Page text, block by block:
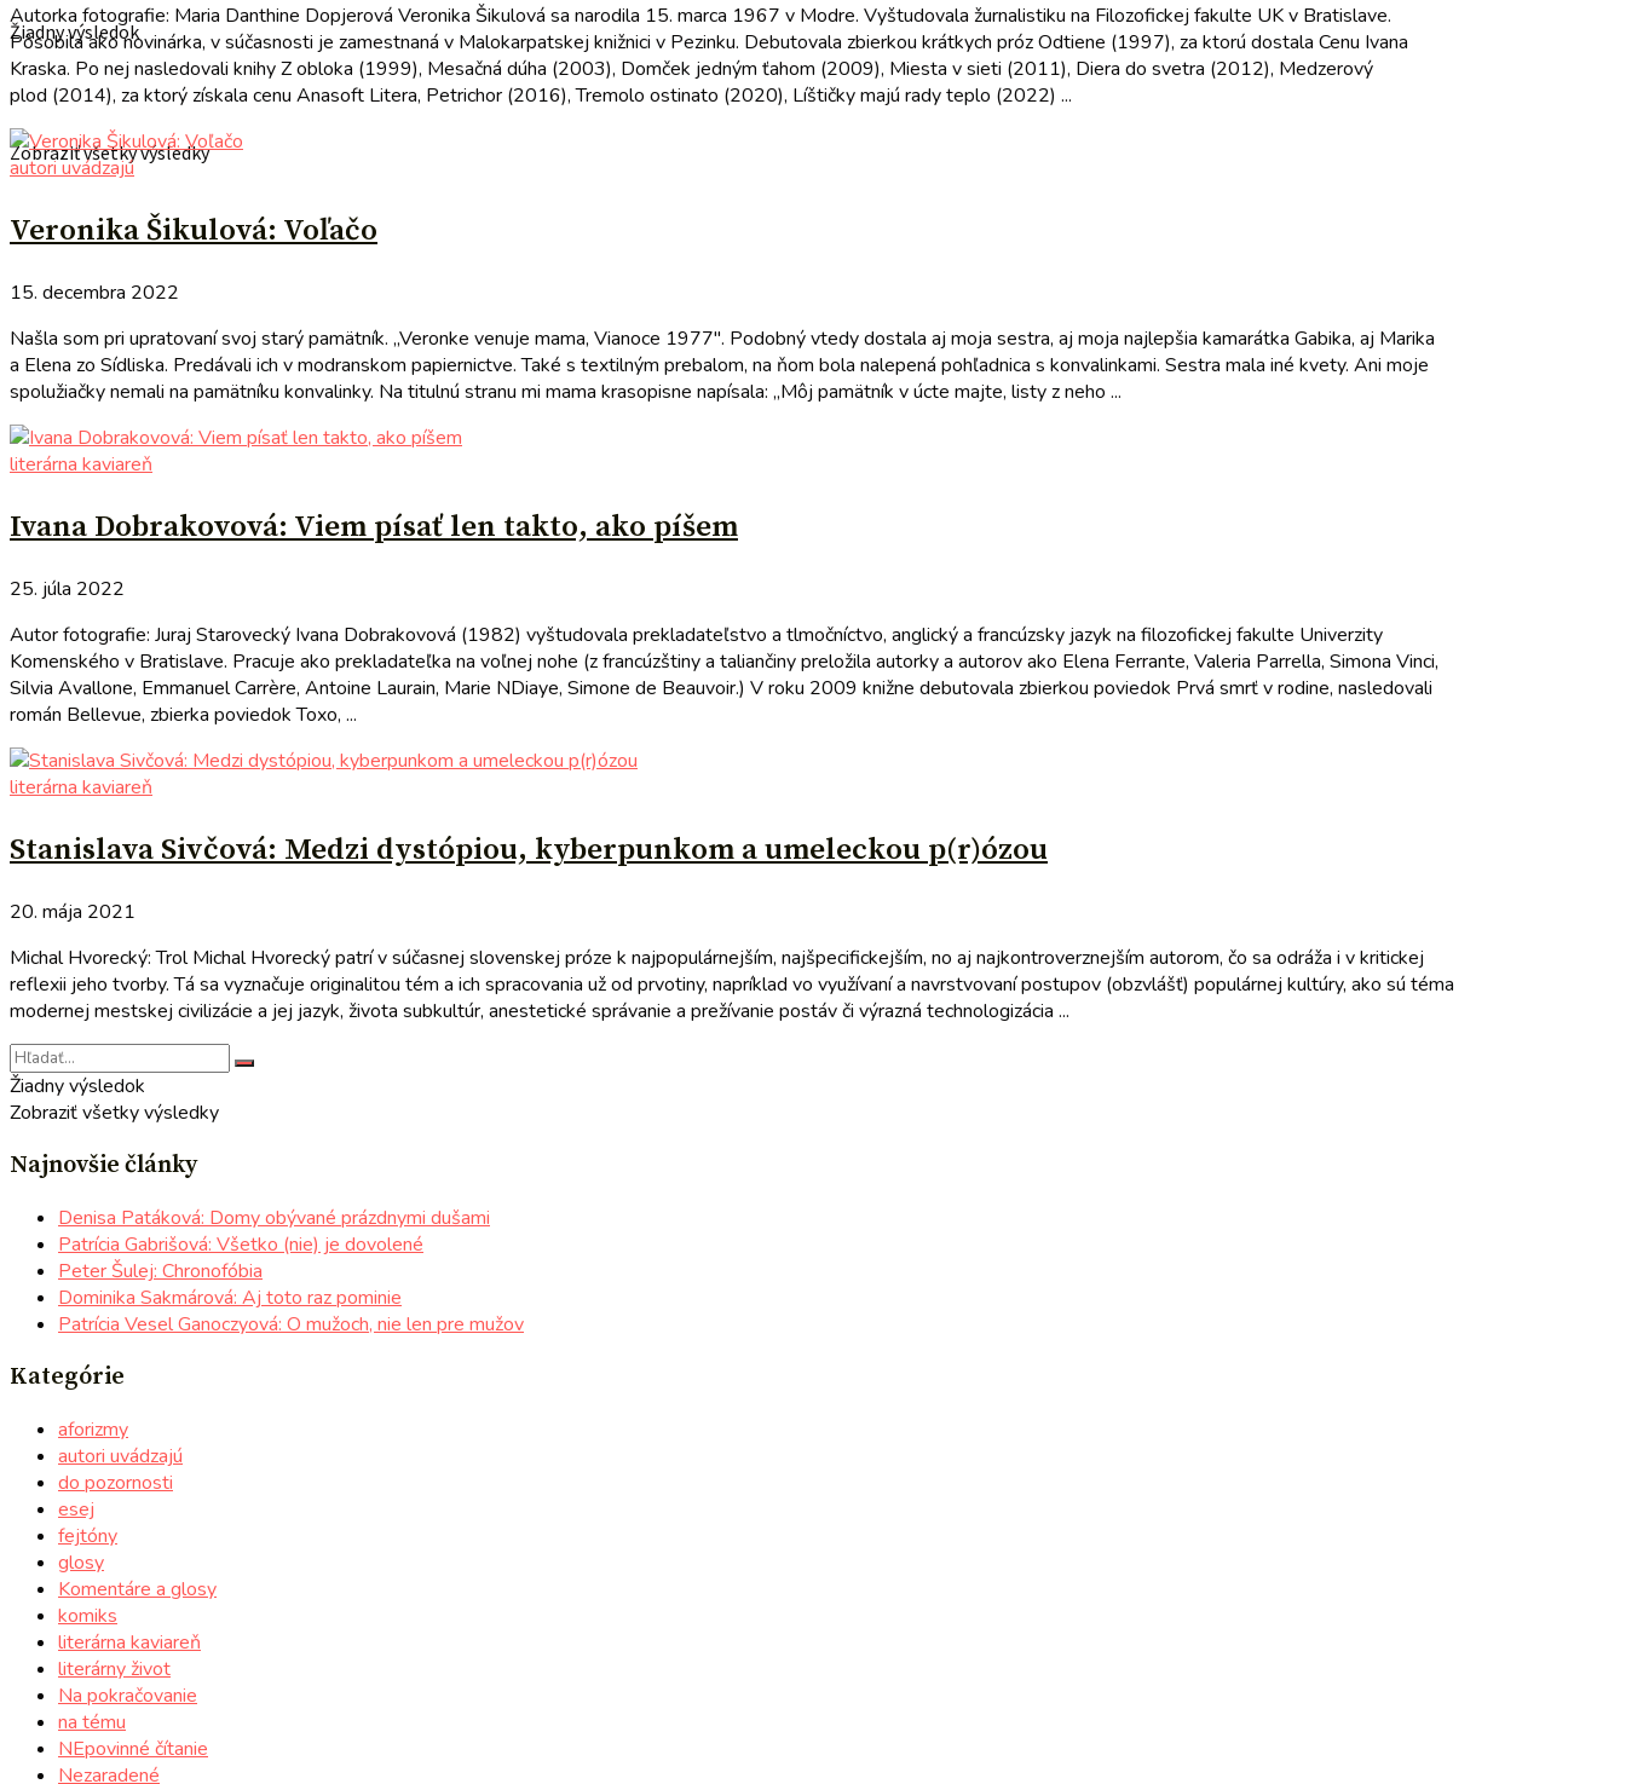
Žiadny výsledok
Zobraziť všetky výsledky
Autorka fotografie: Maria Danthine Dopjerová Veronika Šikulová sa narodila 15. marca 1967 v Modre. Vyštudovala žurnalistiku na Filozofickej fakulte UK v Bratislave.
Pôsobila ako novinárka, v súčasnosti je zamestnaná v Malokarpatskej knižnici v Pezinku. Debutovala zbierkou krátkych próz Odtiene (1997), za ktorú dostala Cenu Ivana
Kraska. Po nej nasledovali knihy Z obloka (1999), Mesačná dúha (2003), Domček jedným ťahom (2009), Miesta v sieti (2011), Diera do svetra (2012), Medzerový
plod (2014), za ktorý získala cenu Anasoft Litera, Petrichor (2016), Tremolo ostinato (2020), Líštičky majú rady teplo (2022) ...
autori uvádzajú
Veronika Šikulová: Voľačo
15. decembra 2022
Našla som pri upratovaní svoj starý pamätník. „Veronke venuje mama, Vianoce 1977". Podobný vtedy dostala aj moja sestra, aj moja najlepšia kamarátka Gabika, aj Marika
a Elena zo Sídliska. Predávali ich v modranskom papiernictve. Také s textilným prebalom, na ňom bola nalepená pohľadnica s konvalinkami. Sestra mala iné kvety. Ani moje
spolužiačky nemali na pamätníku konvalinky. Na titulnú stranu mi mama krasopisne napísala: „Môj pamätník v úcte majte, listy z neho ...
literárna kaviareň
Ivana Dobrakovová: Viem písať len takto, ako píšem
25. júla 2022
Autor fotografie: Juraj Starovecký Ivana Dobrakovová (1982) vyštudovala prekladateľstvo a tlmočníctvo, anglický a francúzsky jazyk na filozofickej fakulte Univerzity
Komenského v Bratislave. Pracuje ako prekladateľka na voľnej nohe (z francúzštiny a taliančiny preložila autorky a autorov ako Elena Ferrante, Valeria Parrella, Simona Vinci,
Silvia Avallone, Emmanuel Carrère, Antoine Laurain, Marie NDiaye, Simone de Beauvoir.) V roku 2009 knižne debutovala zbierkou poviedok Prvá smrť v rodine, nasledovali
román Bellevue, zbierka poviedok Toxo, ...
literárna kaviareň
Stanislava Sivčová: Medzi dystópiou, kyberpunkom a umeleckou p(r)ózou
20. mája 2021
Michal Hvorecký: Trol Michal Hvorecký patrí v súčasnej slovenskej próze k najpopulárnejším, najšpecifickejším, no aj najkontroverznejším autorom, čo sa odráža i v kritickej
reflexii jeho tvorby. Tá sa vyznačuje originalitou tém a ich spracovania už od prvotiny, napríklad vo využívaní a navrstvovaní postupov (obzvlášť) populárnej kultúry, ako sú téma
modernej mestskej civilizácie a jej jazyk, života subkultúr, anestetické správanie a prežívanie postáv či výrazná technologizácia ...
Žiadny výsledok
Zobraziť všetky výsledky
Najnovšie články
Denisa Patáková: Domy obývané prázdnymi dušami
Patrícia Gabrišová: Všetko (nie) je dovolené
Peter Šulej: Chronofóbia
Dominika Sakmárová: Aj toto raz pominie
Patrícia Vesel Ganoczyová: O mužoch, nie len pre mužov
Kategórie
aforizmy
autori uvádzajú
do pozornosti
esej
fejtóny
glosy
Komentáre a glosy
komiks
literárna kaviareň
literárny život
Na pokračovanie
na tému
NEpovinné čítanie
Nezaradené